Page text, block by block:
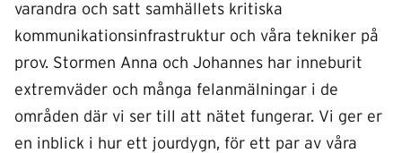
varandra och satt samhällets kritiska
kommunikationsinfrastruktur och våra tekniker på
prov. Stormen Anna och Johannes har inneburit
extremväder och många felanmälningar i de
områden där vi ser till att nätet fungerar. Vi ger er
en inblick i hur ett jourdygn, för ett par av våra